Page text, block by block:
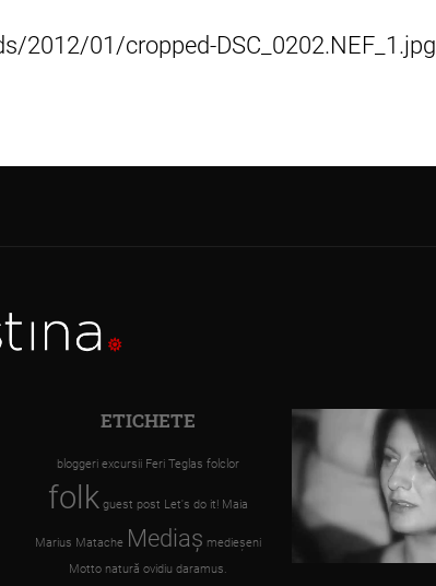
01/cropped-DSC_0202.NEF_1.jpg
ETICHETE
bloggeri excursii Feri Teglas folclor
folk guest post Let's do it! Maia
Marius Matache Mediaş medieşeni
Motto natură ovidiu daramus.